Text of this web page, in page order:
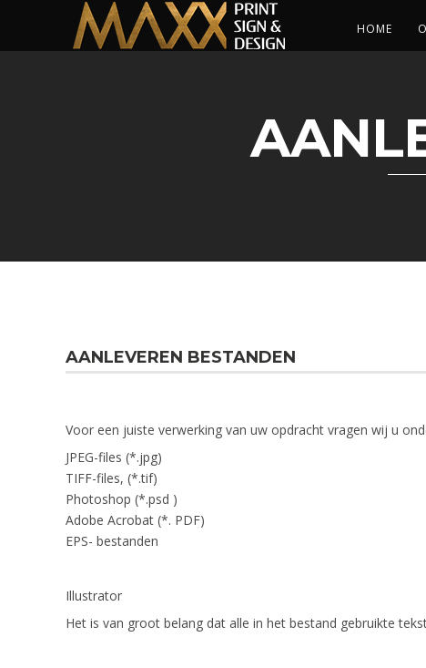
HOME
AANLEVEREN BESTANDEN
Voor een juiste verwerking van uw opdracht vragen wij u
JPEG-files (*.jpg)
TIFF-files, (*.tif)
Photoshop (*.psd )
Adobe Acrobat (*. PDF)
EPS- bestanden
Illustrator
Het is van groot belang dat alle in het bestand gebruikte